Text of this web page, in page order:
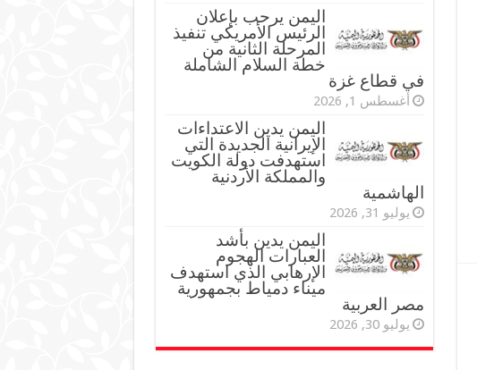
اليمن يرحب بإعلان
الرئيس الأمريكي تنفيذ
المرحلة الثانية من
خطة السلام الشاملة
في قطاع غزة
أغسطس 1, 2026
اليمن يدين الاعتداءات
الإيرانية الجديدة التي
استهدفت دولة الكويت
والمملكة الأردنية
الهاشمية
يوليو 31, 2026
اليمن يدين بأشد
العبارات الهجوم
الإرهابي الذي استهدف
ميناء دمياط بجمهورية
مصر العربية
يوليو 30, 2026